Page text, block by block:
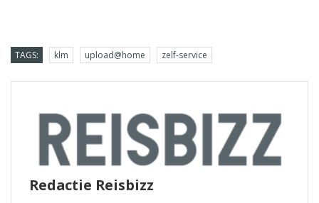
TAGS: klm upload@home zelf-service
Redactie Reisbizz